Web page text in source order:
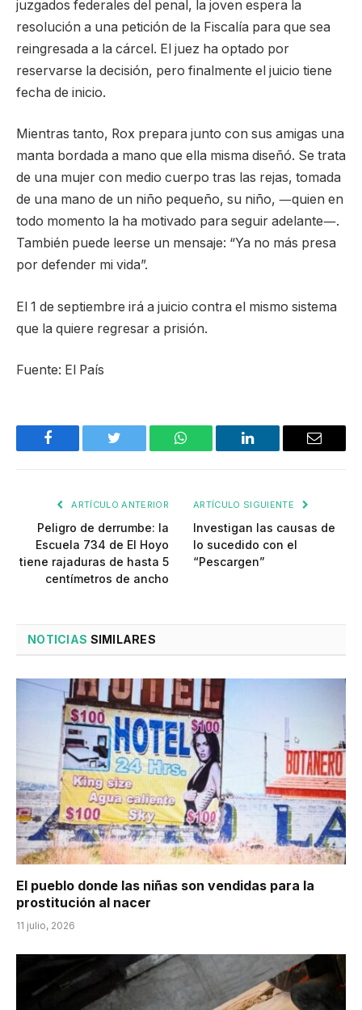
juzgados federales del penal, la joven espera la
resolución a una petición de la Fiscalía para que sea
reingresada a la cárcel. El juez ha optado por
reservarse la decisión, pero finalmente el juicio tiene
fecha de inicio.
Mientras tanto, Rox prepara junto con sus amigas una
manta bordada a mano que ella misma diseñó. Se trata
de una mujer con medio cuerpo tras las rejas, tomada
de una mano de un niño pequeño, su niño, ―quien en
todo momento la ha motivado para seguir adelante―.
También puede leerse un mensaje: “Ya no más presa
por defender mi vida”.
El 1 de septiembre irá a juicio contra el mismo sistema
que la quiere regresar a prisión.
Fuente: El País
Facebook Twitter WhatsApp LinkedIn Email
ARTÍCULO ANTERIOR
Peligro de derrumbe: la
Escuela 734 de El Hoyo
tiene rajaduras de hasta 5
centímetros de ancho
ARTÍCULO SIGUIENTE
Investigan las causas de
lo sucedido con el
“Pescargen”
NOTICIAS SIMILARES
El pueblo donde las niñas son vendidas para la
prostitución al nacer
11 julio, 2026